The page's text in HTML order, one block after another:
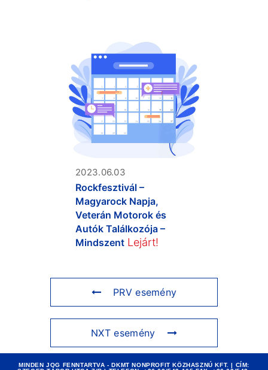
2023.06.03
Rockfesztivál –
Magyarock Napja,
Veterán Motorok és
Autók Találkozója –
Mindszent Lejárt!
PRV esemény
NXT esemény
MINDEN JOG FENNTARTVA - DKMT NONPROFIT KÖZHASZNÚ KFT. | CÍM: